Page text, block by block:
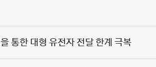
통한 대형 유전자 전달 한계 극복